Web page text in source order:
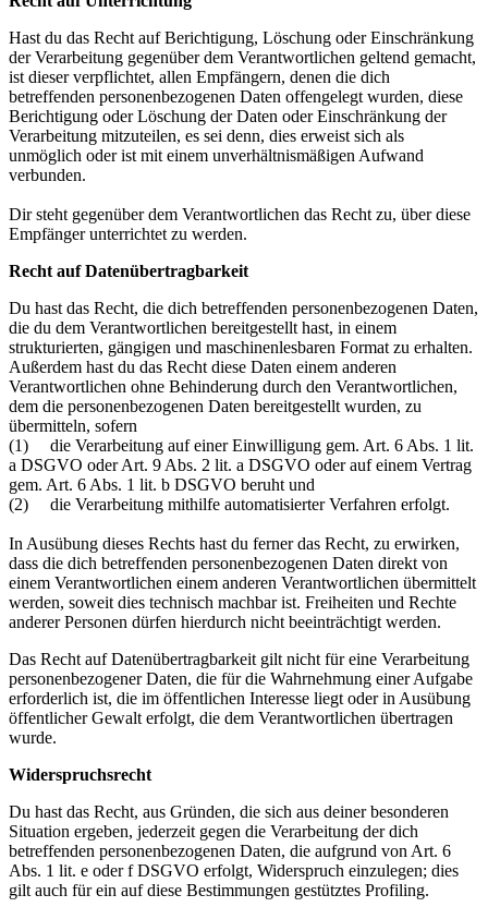
Hast du das Recht auf Berichtigung, Löschung oder Einschränkung
der Verarbeitung gegenüber dem Verantwortlichen geltend gemacht,
ist dieser verpflichtet, allen Empfängern, denen die dich
betreffenden personenbezogenen Daten offengelegt wurden, diese
Berichtigung oder Löschung der Daten oder Einschränkung der
Verarbeitung mitzuteilen, es sei denn, dies erweist sich als
unmöglich oder ist mit einem unverhältnismäßigen Aufwand
verbunden.
Dir steht gegenüber dem Verantwortlichen das Recht zu, über diese
Empfänger unterrichtet zu werden.
Recht auf Datenübertragbarkeit
Du hast das Recht, die dich betreffenden personenbezogenen Daten,
die du dem Verantwortlichen bereitgestellt hast, in einem
strukturierten, gängigen und maschinenlesbaren Format zu erhalten.
Außerdem hast du das Recht diese Daten einem anderen
Verantwortlichen ohne Behinderung durch den Verantwortlichen,
dem die personenbezogenen Daten bereitgestellt wurden, zu
übermitteln, sofern
(1) die Verarbeitung auf einer Einwilligung gem. Art. 6 Abs. 1 lit.
a DSGVO oder Art. 9 Abs. 2 lit. a DSGVO oder auf einem Vertrag
gem. Art. 6 Abs. 1 lit. b DSGVO beruht und
(2) die Verarbeitung mithilfe automatisierter Verfahren erfolgt.
In Ausübung dieses Rechts hast du ferner das Recht, zu erwirken,
dass die dich betreffenden personenbezogenen Daten direkt von
einem Verantwortlichen einem anderen Verantwortlichen übermittelt
werden, soweit dies technisch machbar ist. Freiheiten und Rechte
anderer Personen dürfen hierdurch nicht beeinträchtigt werden.
Das Recht auf Datenübertragbarkeit gilt nicht für eine Verarbeitung
personenbezogener Daten, die für die Wahrnehmung einer Aufgabe
erforderlich ist, die im öffentlichen Interesse liegt oder in Ausübung
öffentlicher Gewalt erfolgt, die dem Verantwortlichen übertragen
wurde.
Widerspruchsrecht
Du hast das Recht, aus Gründen, die sich aus deiner besonderen
Situation ergeben, jederzeit gegen die Verarbeitung der dich
betreffenden personenbezogenen Daten, die aufgrund von Art. 6
Abs. 1 lit. e oder f DSGVO erfolgt, Widerspruch einzulegen; dies
gilt auch für ein auf diese Bestimmungen gestütztes Profiling.